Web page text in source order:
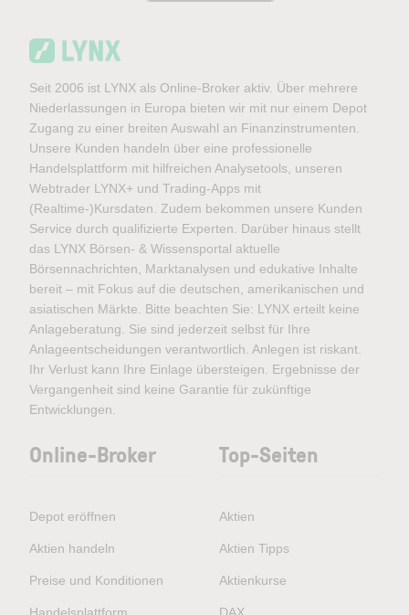
Seit 2006 ist LYNX als Online-Broker aktiv. Über mehrere
Niederlassungen in Europa bieten wir mit nur einem Depot
Zugang zu einer breiten Auswahl an Finanzinstrumenten.
Unsere Kunden handeln über eine professionelle
Handelsplattform mit hilfreichen Analysetools, unseren
Webtrader LYNX+ und Trading-Apps mit
(Realtime-)Kursdaten. Zudem bekommen unsere Kunden
Service durch qualifizierte Experten. Darüber hinaus stellt
das LYNX Börsen- & Wissensportal aktuelle
Börsennachrichten, Marktanalysen und edukative Inhalte
bereit – mit Fokus auf die deutschen, amerikanischen und
asiatischen Märkte. Bitte beachten Sie: LYNX erteilt keine
Anlageberatung. Sie sind jederzeit selbst für Ihre
Anlageentscheidungen verantwortlich. Anlegen ist riskant.
Ihr Verlust kann Ihre Einlage übersteigen. Ergebnisse der
Vergangenheit sind keine Garantie für zukünftige
Entwicklungen.
Online-Broker
Depot eröffnen
Aktien handeln
Preise und Konditionen
Top-Seiten
Aktien
Aktien Tipps
Aktienkurse